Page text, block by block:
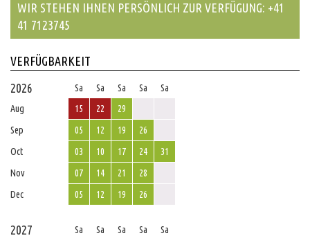
WIR STEHEN IHNEN PERSÖNLICH ZUR VERFÜGUNG: +41
41 7123745
VERFÜGBARKEIT
2026
Sa Sa Sa Sa
Sa
Aug
15 22
29
Sep
05 12 19
26
Oct
03 10 17 24
31
Nov
07 14 21
28
Dec
05 12 19 26
2027 Sa Sa Sa Sa
Sa